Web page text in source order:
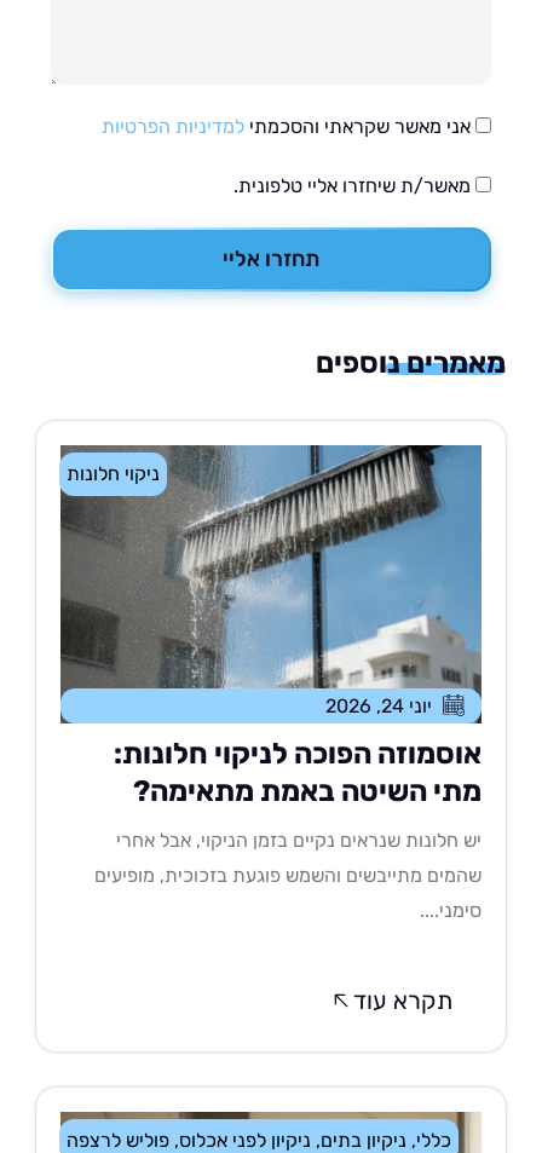
אני מאשר שקראתי והסכמתילמדיניות הפרטיות
מאשר/ת שיחזרו אליי טלפונית.
תחזרו אליי
נוספים
ניקוי חלונות
יוני 24, 2026
הפוכה לניקוי חלונות:
השיטה באמת מתאימה?
חלונות שנראים נקיים בזמן הניקוי, אבל אחרי
מתייבשים והשמש פוגעת בזכוכית, מופיעים
תקרא עוד
ניקיון בתים,ניקיון לפני אכלוס,פוליש לרצפה